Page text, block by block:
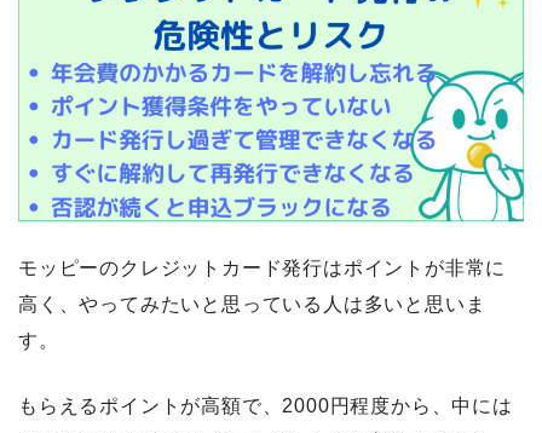
モッピーのクレジットカード発行はポイントが非常に
高く、やってみたいと思っている人は多いと思いま
す。
もらえるポイントが高額で、2000円程度から、中には